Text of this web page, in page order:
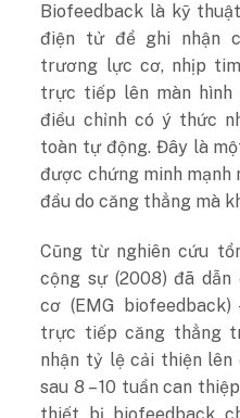
Biofeedback là kỹ
điện tử để ghi nhận
trương lực cơ, nhịp
trực tiếp lên màn hình
điều chỉnh có ý thức
toàn tự động. Đây là
được chứng minh
đầu do căng thẳng mà
Cũng từ nghiên cứu
cộng sự (2008) đã
cơ (EMG
trực tiếp căng thẳng
nhận tỷ lệ cải thiện lên
sau 8 – 10 tuần can